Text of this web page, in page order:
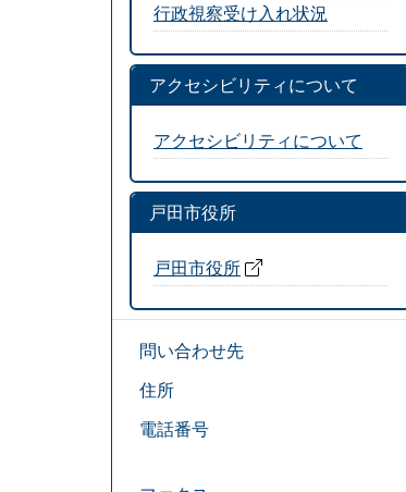
行政視察受け入れ状況
アクセシビリティについて
アクセシビリティについて
戸田市役所
戸田市役所
問い合わせ先
住所
電話番号